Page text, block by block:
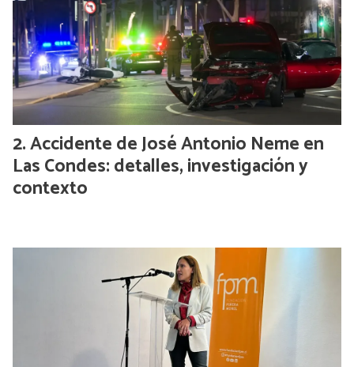
Accidente de José Antonio Neme en
Las Condes: detalles, investigación y
contexto